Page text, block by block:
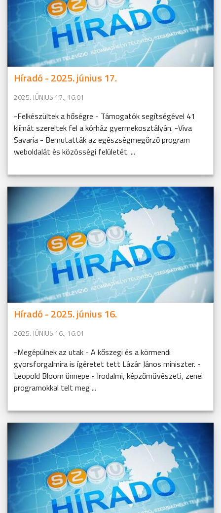
Híradó - 2025. június 17.
2025. JÚNIUS 17., 16:01
-Felkészültek a hőségre - Támogatók segítségével 41
klímát szereltek fel a kórház gyermekosztályán. -Viva
Savaria - Bemutatták az egészségmegőrző program
weboldalát és közösségi felületét. ...
Híradó - 2025. június 16.
2025. JÚNIUS 16., 16:01
-Megépülnek az utak - A kőszegi és a körmendi
gyorsforgalmira is ígéretet tett Lázár János miniszter. -
Leopold Bloom ünnepe - Irodalmi, képzőművészeti, zenei
programokkal telt meg ...